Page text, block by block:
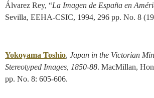
Álvarez Rey, “La Imagen de España en
Sevilla, EEHA-CSIC, 1994, 296 pp. No. 8
Yokoyama Toshio, Japan in the Victorian
Stereotyped Images, 1850-88. MacMillan,
pp. No. 8: 605-606.